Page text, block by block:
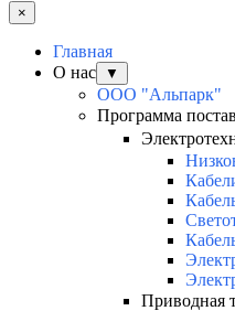
×
Главная
О нас
▼
ООО "Альпарк"
Программа
Приводная